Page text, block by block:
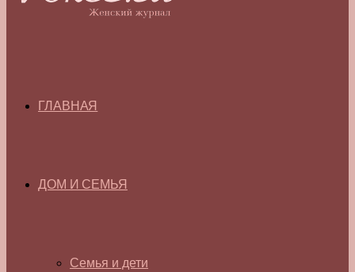
ГЛАВНАЯ
ДОМ И СЕМЬЯ
Семья и дети